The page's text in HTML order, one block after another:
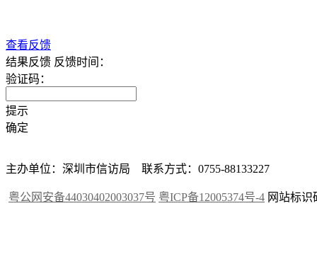
查看反馈
结果反馈 反馈时间：
验证码：
提示
确定
主办单位：深圳市信访局 联系方式：0755-88133227
粤公网安备44030402003037号 粤ICP备12005374号-4 网站标识